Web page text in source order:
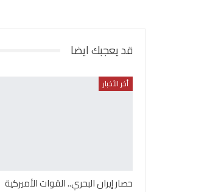
قد يعجبك ايضا
أخر الأخبار
حصار إيران البحري.. القوات الأميركية